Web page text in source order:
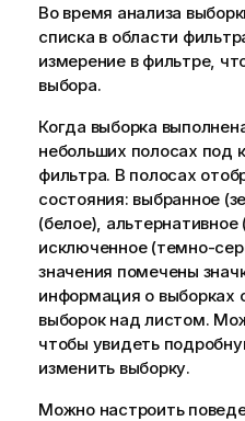
е
к
и
н
а
ц
Во время анализа
списка в области
измерение в фильтре,
выбора.
Когда выборка
небольших полосах
фильтра. В полосах
состояния: выбранное
(белое), альтернативное
исключенное (темно-
значения помечены
информация о выборках
выборок над листом.
чтобы увидеть
изменить выборку.
Можно настроить